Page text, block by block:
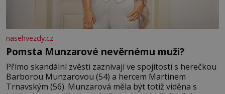
nasehvezdy.cz
Pomsta Munzarové nevěrnému muži?
Přímo skandální zvěsti zaznívají ve spojitosti s herečkou
Barborou Munzarovou (54) a hercem Martinem
Trnavským (56). Munzarová měla být totiž viděna s